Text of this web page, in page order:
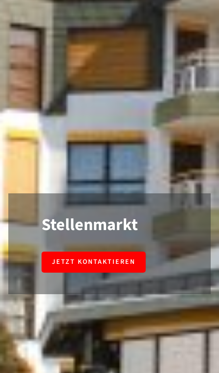
Stellenmarkt
JETZT KONTAKTIEREN